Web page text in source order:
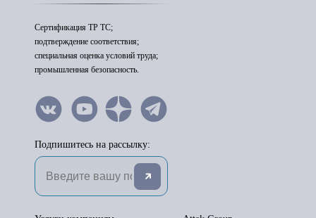
Сертификация ТР ТС;
подтверждение соответствия;
специальная оценка условий труда;
промышленная безопасность.
Подпишитесь на рассылку: